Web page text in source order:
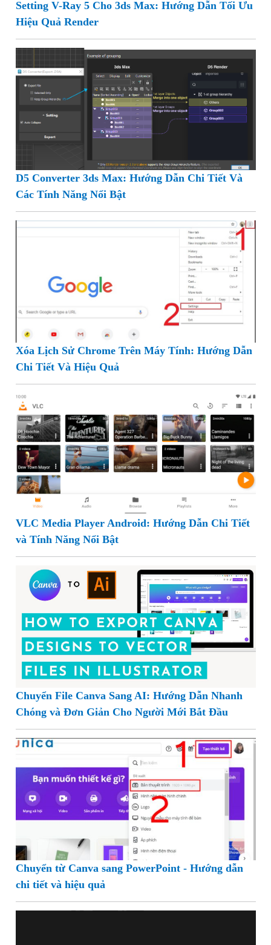
Setting V-Ray 5 Cho 3ds Max: Hướng Dẫn Tối Ưu
Hiệu Quả Render
D5 Converter 3ds Max: Hướng Dẫn Chi Tiết Và
Các Tính Năng Nổi Bật
Xóa Lịch Sử Chrome Trên Máy Tính: Hướng Dẫn
Chi Tiết Và Hiệu Quả
VLC Media Player Android: Hướng Dẫn Chi Tiết
và Tính Năng Nổi Bật
Chuyển File Canva Sang AI: Hướng Dẫn Nhanh
Chóng và Đơn Giản Cho Người Mới Bắt Đầu
Chuyển từ Canva sang PowerPoint - Hướng dẫn
chi tiết và hiệu quả